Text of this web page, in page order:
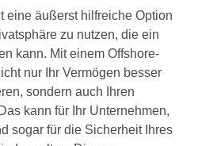
eine äußerst hilfreiche Option
zu nutzen, die ein
kann. Mit einem Offshore-
nur Ihr Vermögen besser
sondern auch Ihren
kann für Ihr Unternehmen,
sogar für die Sicherheit Ihres